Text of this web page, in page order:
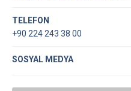
TELEFON
+90 224 243 38 00
SOSYAL MEDYA